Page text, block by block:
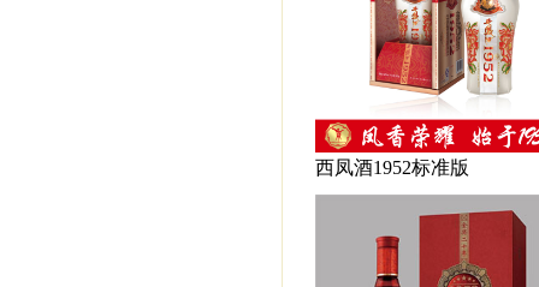
西凤酒1952标准版